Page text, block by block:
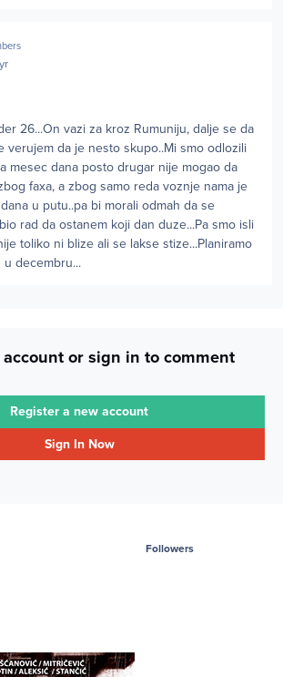
26...On vazi za kroz Rumuniju, dalje se da
verujem da je nesto skupo..Mi smo odlozili
mesec dana posto drugar nije mogao da
faxa, a zbog samo reda voznje nama je
u putu..pa bi morali odmah da se
rad da ostanem koji dan duze...Pa smo isli
toliko ni blize ali se lakse stize...Planiramo
u decembru...
or sign in to comment
Register a new account
Sign In Now
Followers